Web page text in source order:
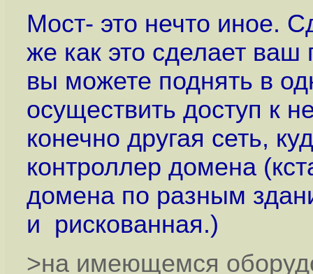
Мост- это нечто иное.
же как это сделает
вы можете поднять в
осуществить доступ к
конечно другая сеть,
контроллер домена
домена по разным
и рискованная.)
>на имеющемся